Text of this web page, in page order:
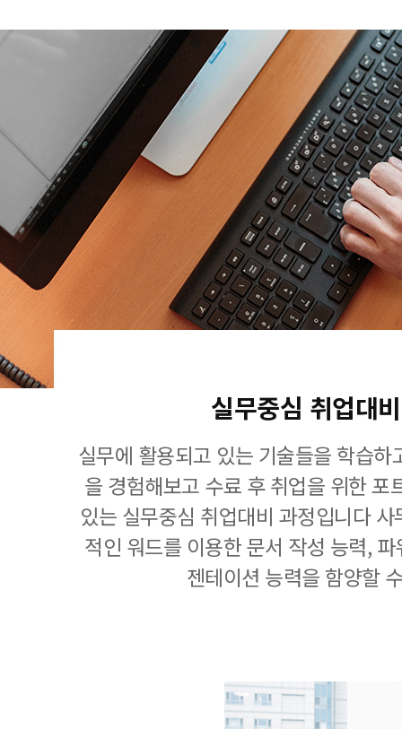
실무중심 취업대
실무에 활용되고 있는 기술들을 학습
을 경험해보고 수료 후 취업을 위한 포
있는 실무중심 취업대비 과정입니다
적인 워드를 이용한 문서 작성 능력,
젠테이션 능력을 함양할